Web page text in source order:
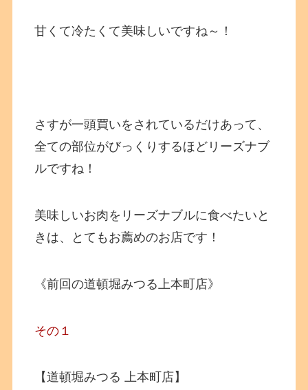
甘くて冷たくて美味しいですね～！
さすが一頭買いをされているだけあって、
全ての部位がびっくりするほどリーズナブ
ルですね！
美味しいお肉をリーズナブルに食べたいと
きは、とてもお薦めのお店です！
《前回の道頓堀みつる上本町店》
その１
【道頓堀みつる 上本町店】